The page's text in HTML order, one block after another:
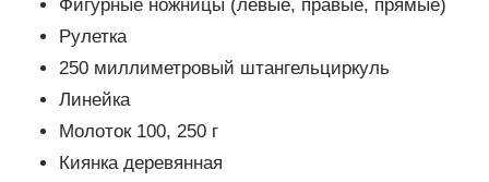
Фигурные ножницы (левые, правые, прямые)
Рулетка
250 миллиметровый штангельциркуль
Линейка
Молоток 100, 250 г
Киянка деревянная